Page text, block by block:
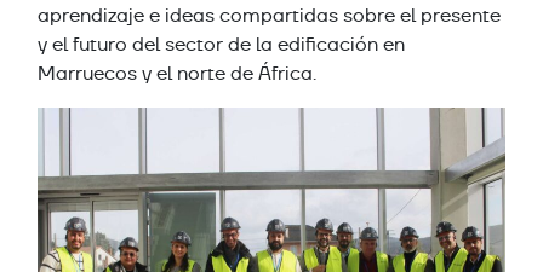
aprendizaje e ideas compartidas sobre el presente
y el futuro del sector de la edificación en
Marruecos y el norte de África.